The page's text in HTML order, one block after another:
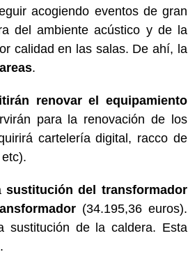
acogiendo eventos de gran
del ambiente acústico y de la
calidad en las salas. De ahí, la
.
renovar el equipamiento
para la renovación de los
cartelería digital, racco de
sustitución del transformador
(34.195,36 euros).
sustitución de la caldera. Esta